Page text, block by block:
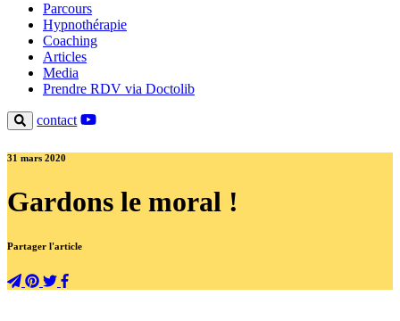
Parcours
Hypnothérapie
Coaching
Articles
Media
Prendre RDV via Doctolib
contact
31 mars 2020
Gardons le moral !
Partager l'article